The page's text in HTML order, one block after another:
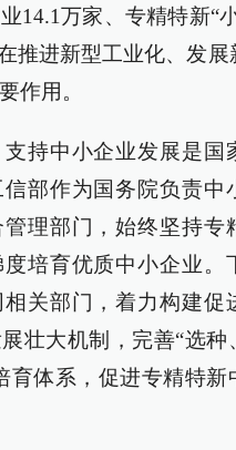
14.1万家、专精特新“
推进新型工业化、发展
作用。
持中小企业发展是国
部作为国务院负责中
理部门，始终坚持专
培育优质中小企业。
关部门，着力构建促
壮大机制，完善“选种
育体系，促进专精特新